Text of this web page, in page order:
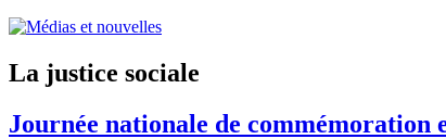
La justice sociale
Journée nationale de commémoration